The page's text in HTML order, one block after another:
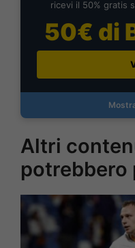
ricevi il 50% gratis
50€ di
Altri
potrebbero